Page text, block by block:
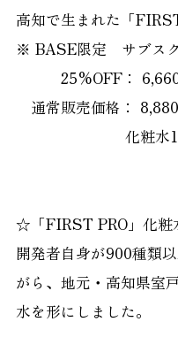
高知で生まれた「
※ BASE限定 サブス
25%OFF： 6,660
通常販売価格：
化粧水1本
☆「FIRST PRO」化粧
開発者自身が900種類
がら、地元・高知県室
水を形にしました。